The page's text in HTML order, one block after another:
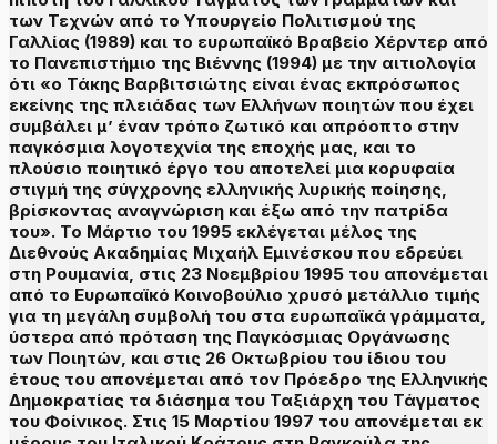
των Τεχνών από το Υπουργείο Πολιτισμού της
Γαλλίας (1989) και το ευρωπαϊκό Βραβείο Χέρντερ από
το Πανεπιστήμιο της Βιέννης (1994) με την αιτιολογία
ότι «ο Τάκης Βαρβιτσιώτης είναι ένας εκπρόσωπος
εκείνης της πλειάδας των Ελλήνων ποιητών που έχει
συμβάλει μ’ έναν τρόπο ζωτικό και απρόοπτο στην
παγκόσμια λογοτεχνία της εποχής μας, και το
πλούσιο ποιητικό έργο του αποτελεί μια κορυφαία
στιγμή της σύγχρονης ελληνικής λυρικής ποίησης,
βρίσκοντας αναγνώριση και έξω από την πατρίδα
του». Το Μάρτιο του 1995 εκλέγεται μέλος της
Διεθνούς Ακαδημίας Μιχαήλ Εμινέσκου που εδρεύει
στη Ρουμανία, στις 23 Νοεμβρίου 1995 του απονέμεται
από το Ευρωπαϊκό Κοινοβούλιο χρυσό μετάλλιο τιμής
για τη μεγάλη συμβολή του στα ευρωπαϊκά γράμματα,
ύστερα από πρόταση της Παγκόσμιας Οργάνωσης
των Ποιητών, και στις 26 Οκτωβρίου του ίδιου του
έτους του απονέμεται από τον Πρόεδρο της Ελληνικής
Δημοκρατίας τα διάσημα του Ταξιάρχη του Τάγματος
του Φοίνικος. Στις 15 Μαρτίου 1997 του απονέμεται εκ